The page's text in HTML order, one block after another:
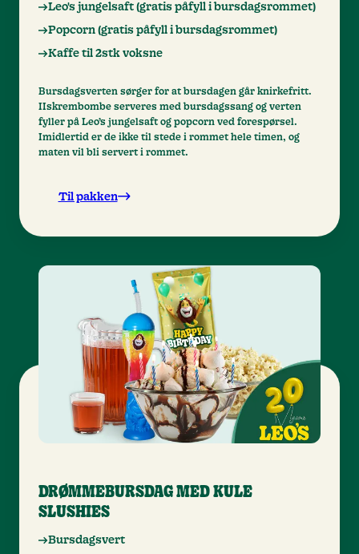
Leo's jungelsaft (gratis påfyll i bursdagsrommet)
Popcorn (gratis påfyll i bursdagsrommet)
Kaffe til 2stk voksne
Bursdagsverten sørger for at bursdagen går knirkefritt.
IIskrembombe serveres med bursdagssang og verten
fyller på Leo’s jungelsaft og popcorn ved forespørsel.
Imidlertid er de ikke til stede i rommet hele timen, og
maten vil bli servert i rommet.
Til pakken
DRØMMEBURSDAG MED KULE
SLUSHIES
Bursdagsvert